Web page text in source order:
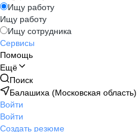
Ищу работу
Ищу работу
Ищу сотрудника
Сервисы
Помощь
Ещё
Поиск
Балашиха (Московская область)
Войти
Войти
Создать резюме